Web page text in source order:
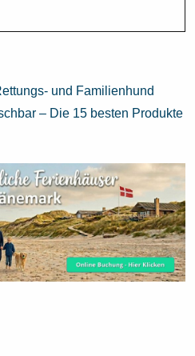
und Familienhund
– Die 15 besten Produkte